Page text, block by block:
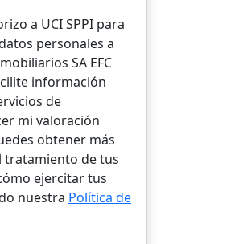
a UCI SPPI para
personales a
SA EFC
información
de
mi valoración
obtener más
tratamiento de tus
ejercitar tus
nuestra Política de